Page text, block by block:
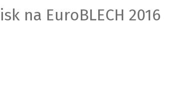
na EuroBLECH 2016